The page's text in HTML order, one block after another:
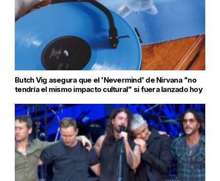
Butch Vig asegura que el 'Nevermind' de Nirvana "no
tendría el mismo impacto cultural" si fuera lanzado hoy